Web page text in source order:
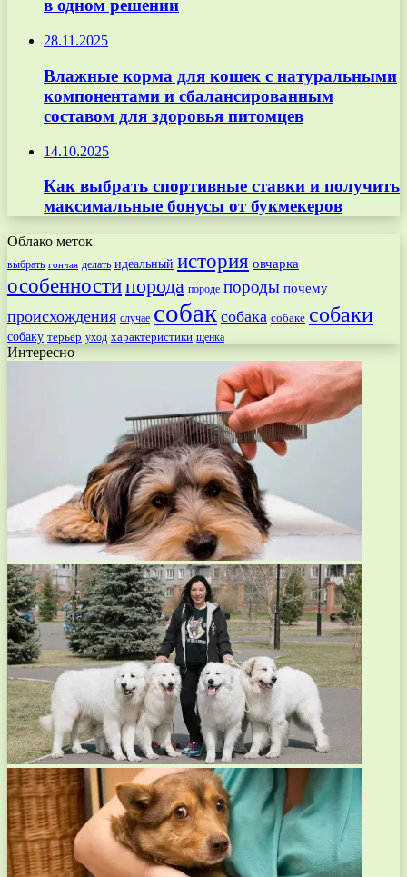
в одном решении
28.11.2025
Влажные корма для кошек с натуральными
компонентами и сбалансированным
составом для здоровья питомцев
14.10.2025
Как выбрать спортивные ставки и получить
максимальные бонусы от букмекеров
Облако меток
выбрать гончая делать идеальный история овчарка
особенностипорода породе породы почему
происхождения случае собак собака собаке собаки
собаку терьер уход характеристики щенка
Интересно